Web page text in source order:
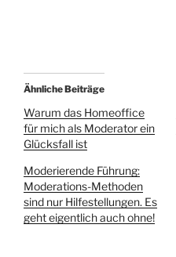
Ähnliche Beiträge
Warum das Homeoffice
für mich als Moderator ein
Glücksfall ist
Moderierende Führung:
Moderations-Methoden
sind nur Hilfestellungen. Es
geht eigentlich auch ohne!